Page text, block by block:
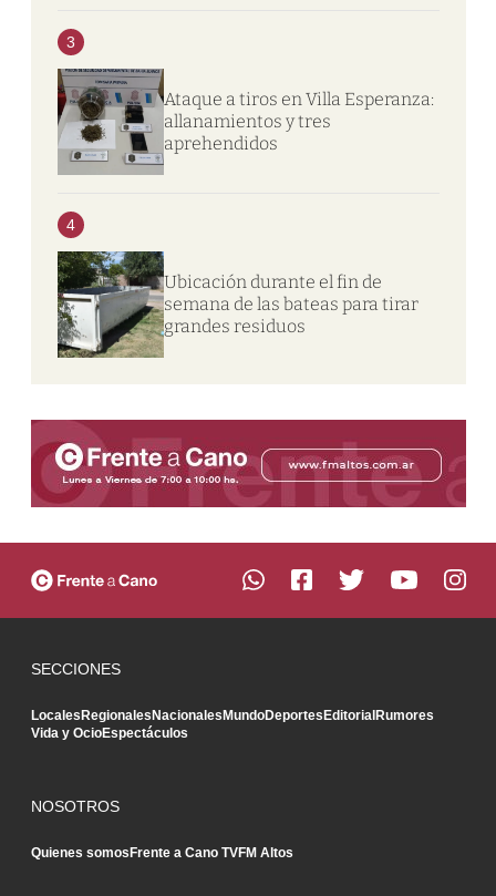
3
Ataque a tiros en Villa Esperanza:
allanamientos y tres
aprehendidos
4
Ubicación durante el fin de
semana de las bateas para tirar
grandes residuos
SECCIONES
LocalesRegionalesNacionalesMundoDeportesEditorialRumores
Vida y OcioEspectáculos
NOSOTROS
Quienes somosFrente a Cano TVFM Altos